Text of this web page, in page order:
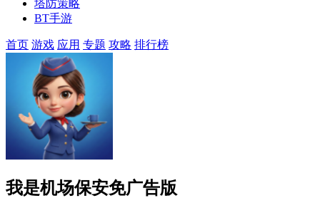
塔防策略
BT手游
首页 游戏 应用 专题 攻略 排行榜
我是机场保安免广告版